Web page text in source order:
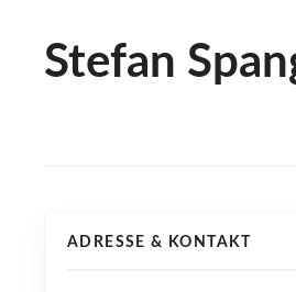
Stefan
ADRESSE & KONTAKT